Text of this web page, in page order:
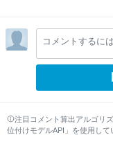
コメントするに
注目コメント算出アルゴリ
位付けモデルAPI」を使用して